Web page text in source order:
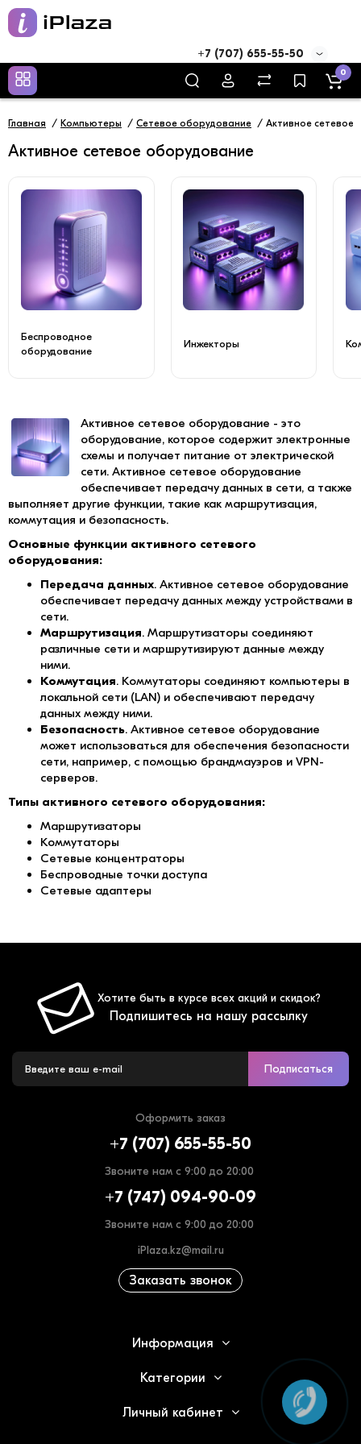
+7 (707) 655-55-50
0
Главная Компьютеры Сетевое оборудование Активное сетевое
Активное сетевое оборудование
Беспроводное
оборудование
Инжекторы
Активное сетевое оборудование - это
оборудование, которое содержит электронные
схемы и получает питание от электрической
сети. Активное сетевое оборудование
обеспечивает передачу данных в сети, а также
выполняет другие функции, такие как маршрутизация,
коммутация и безопасность.
Основные функции активного сетевого
оборудования:
Передача данных. Активное сетевое оборудование
обеспечивает передачу данных между устройствами в
сети.
Маршрутизация. Маршрутизаторы соединяют
различные сети и маршрутизируют данные между
ними.
Коммутация. Коммутаторы соединяют компьютеры в
локальной сети (LAN) и обеспечивают передачу
данных между ними.
Безопасность. Активное сетевое оборудование
может использоваться для обеспечения безопасности
сети, например, с помощью брандмауэров и VPN-
серверов.
Типы активного сетевого оборудования:
Маршрутизаторы
Коммутаторы
Сетевые концентраторы
Беспроводные точки доступа
Сетевые адаптеры
Хотите быть в курсе всех акций и скидок?
Подпишитесь на нашу рассылку
Подписаться
Оформить заказ
+7 (707) 655-55-50
Звоните нам с 9:00 до 20:00
+7 (747) 094-90-09
Звоните нам с 9:00 до 20:00
iPlaza.kz@mail.ru
Заказать звонок
Информация
Категории
Личный кабинет